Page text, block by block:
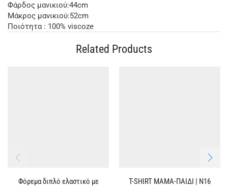
Φάρδος μανικιού:44cm
Μάκρος μανικιού:52cm
Ποιότητα : 100% viscoze
Related Products
Φόρεμα διπλό ελαστικό με
T-SHIRT ΜΑΜΑ-ΠΑΙΔΙ | Ν16